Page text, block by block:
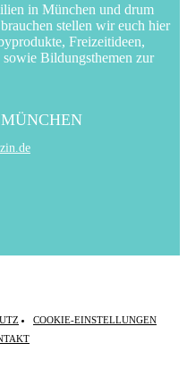
in München und drum
stellen wir euch hier
Freizeitideen,
Bildungsthemen zur
COOKIE-EINSTELLUNGEN